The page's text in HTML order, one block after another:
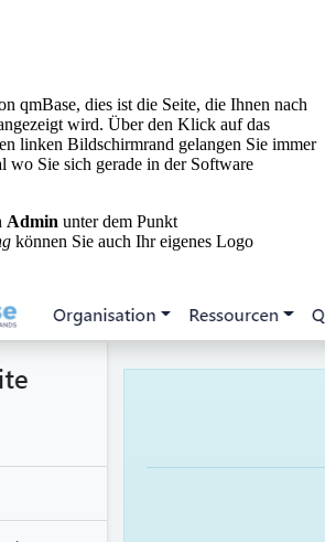
qmBase, dies ist die Seite, die Ihnen nach
wird. Über den Klick auf das
linken Bildschirmrand gelangen Sie immer
wo Sie sich gerade in der Software
Admin unter dem Punkt
können Sie auch Ihr eigenes Logo